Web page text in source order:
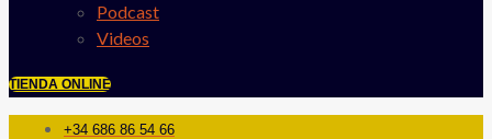
Podcast
Videos
TIENDA ONLINE
+34 686 86 54 66